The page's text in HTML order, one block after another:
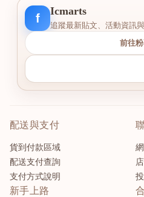
f
Icmarts
追蹤最新貼文、活動資訊與
前往
配送與支付
貨到付款區域
配送支付查詢
支付方式說明
新手上路